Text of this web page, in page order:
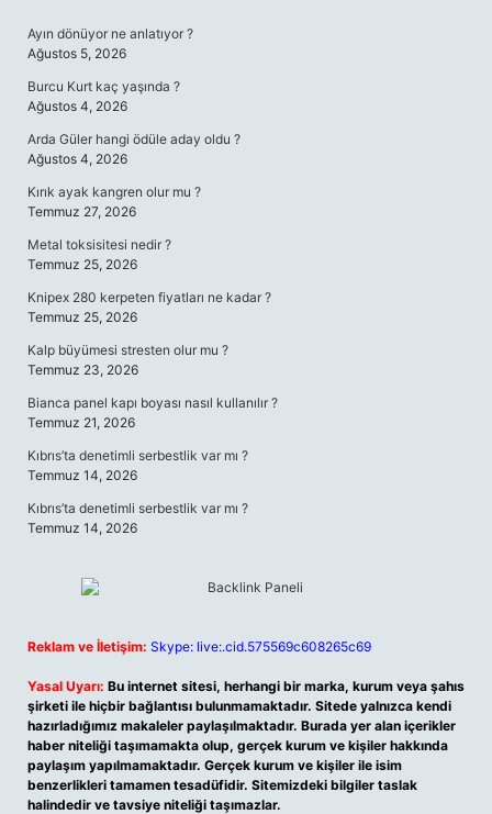
Ayın dönüyor ne anlatıyor ?
Ağustos 5, 2026
Burcu Kurt kaç yaşında ?
Ağustos 4, 2026
Arda Güler hangi ödüle aday oldu ?
Ağustos 4, 2026
Kırık ayak kangren olur mu ?
Temmuz 27, 2026
Metal toksisitesi nedir ?
Temmuz 25, 2026
Knipex 280 kerpeten fiyatları ne kadar ?
Temmuz 25, 2026
Kalp büyümesi stresten olur mu ?
Temmuz 23, 2026
Bianca panel kapı boyası nasıl kullanılır ?
Temmuz 21, 2026
Kıbrıs’ta denetimli serbestlik var mı ?
Temmuz 14, 2026
Kıbrıs’ta denetimli serbestlik var mı ?
Temmuz 14, 2026
Reklam ve İletişim: Skype: live:.cid.575569c608265c69
Yasal Uyarı: Bu internet sitesi, herhangi bir marka, kurum veya şahıs
şirketi ile hiçbir bağlantısı bulunmamaktadır. Sitede yalnızca kendi
hazırladığımız makaleler paylaşılmaktadır. Burada yer alan içerikler
haber niteliği taşımamakta olup, gerçek kurum ve kişiler hakkında
paylaşım yapılmamaktadır. Gerçek kurum ve kişiler ile isim
benzerlikleri tamamen tesadüfidir. Sitemizdeki bilgiler taslak
halindedir ve tavsiye niteliği taşımazlar.